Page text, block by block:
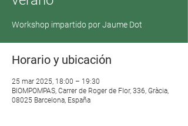
Workshop impartido por Jaume Dot
Horario y ubicación
25 mar 2025, 18:00 – 19:30
BIOMPOMPAS, Carrer de Roger de Flor, 336, Gràcia,
08025 Barcelona, España